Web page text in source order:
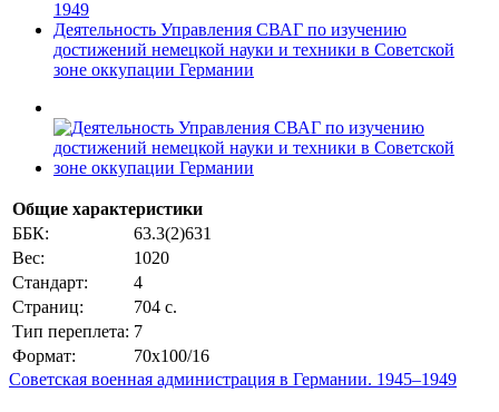
1949
Деятельность Управления СВАГ по изучению
достижений немецкой науки и техники в Советской
зоне оккупации Германии
Общие характеристики
ББК:
63.3(2)631
Вес:
1020
Стандарт:
4
Страниц:
704 с.
Тип переплета: 7
Формат:
70x100/16
Советская военная администрация в Германии. 1945–1949